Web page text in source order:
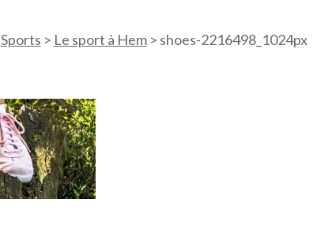
Sports > Le sport à Hem> shoes-2216498_1024px